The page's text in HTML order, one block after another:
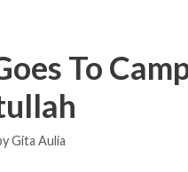
To
Gita Aulia